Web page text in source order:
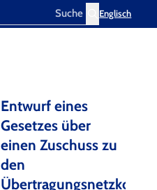
Englisch
Entwurf eines
Gesetzes über
einen Zuschuss zu
den
Übertragungsnetzkosten